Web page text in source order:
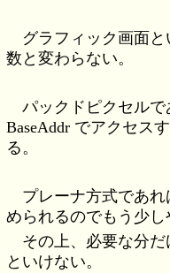
グラフィック画面
数と変わらない。
パックドピクセル
BaseAddr でアクセス
る。
プレーナ方式であ
められるのでもう少し
その上、必要な分
といけない。